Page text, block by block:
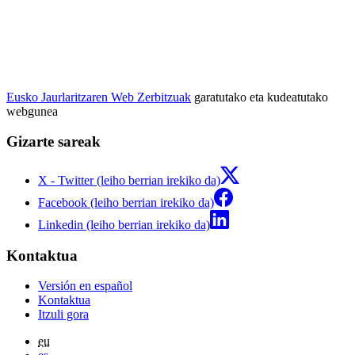
Eusko Jaurlaritzaren Web Zerbitzuak garatutako eta kudeatutako
webgunea
Gizarte sareak
X - Twitter (leiho berrian irekiko da)
Facebook (leiho berrian irekiko da)
Linkedin (leiho berrian irekiko da)
Kontaktua
Versión en español
Kontaktua
Itzuli gora
eu